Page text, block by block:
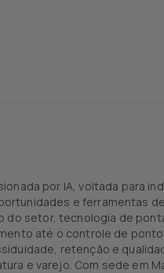
por IA, voltada para
e ferramentas
do setor, tecnologia de
até o controle de
retenção e
e varejo. Com sede em